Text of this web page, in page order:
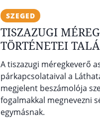
SZEGED
TISZAZUGI
TÖRTÉNETEI
A tiszazugi méregkeverő
párkapcsolataival a
megjelent beszámolója
fogalmakkal megnevezni
egymásnak.